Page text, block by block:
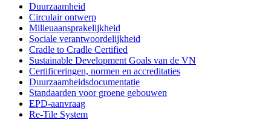
Duurzaamheid
Circulair ontwerp
Milieuaansprakelijkheid
Sociale verantwoordelijkheid
Cradle to Cradle Certified
Sustainable Development Goals van de VN
Certificeringen, normen en accreditaties
Duurzaamheidsdocumentatie
Standaarden voor groene gebouwen
EPD-aanvraag
Re-Tile System